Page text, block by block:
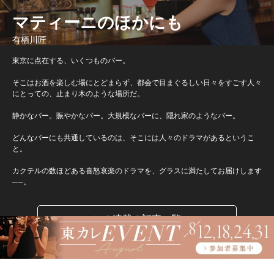
マティーニのほかにも
有栖川匠
東京に点在する、いくつものバー。
そこはお酒を楽しむ場にとどまらず、都会で目まぐるしい日々をすごす人々
にとっての、止まり木のような場所だ。
静かなバー。賑やかなバー。大規模なバーに、隠れ家のようなバー。
どんなバーにも共通しているのは、そこには人々のドラマがあるというこ
と。
カクテルの数ほどある喜怒哀楽のドラマを、グラスに満たしてお届けします
──。
この連載の記事一覧